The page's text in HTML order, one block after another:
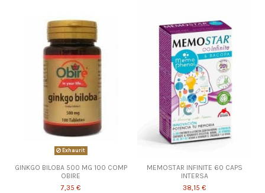
Exhaurit
GINKGO BILOBA 500 MG 100 COMP
OBIRE
7,35 €
MEMOSTAR INFINITE 60 CAPS
INTERSA
38,15 €